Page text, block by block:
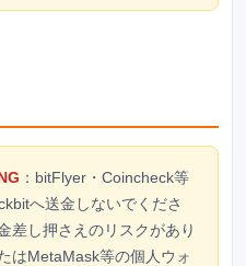
：bitFlyer・Coincheck等
へ送金しないでくださ
差し押さえのリスクがあり
はMetaMask等の個人ウォ